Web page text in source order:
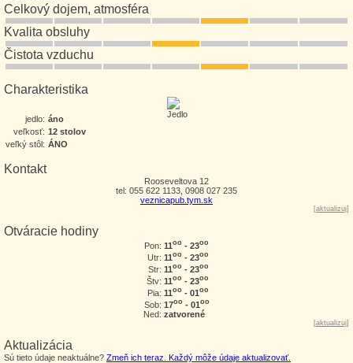
Celkový dojem, atmosféra
Kvalita obsluhy
Čistota vzduchu
Charakteristika
jedlo: áno
veľkosť: 12 stolov
veľký stôl: ÁNO
Kontakt
Rooseveltova 12
tel: 055 622 1133, 0908 027 235
veznicapub.tym.sk
[aktualizuj]
Otváracie hodiny
Pon: 11oo - 23oo
Utr: 11oo - 23oo
Str: 11oo - 23oo
Štv: 11oo - 23oo
Pia: 11oo - 01oo
Sob: 17oo - 01oo
Ned: zatvorené
[aktualizuj]
Aktualizácia
Sú tieto údaje neaktuálne? Zmeň ich teraz. Každý môže údaje aktualizovať.